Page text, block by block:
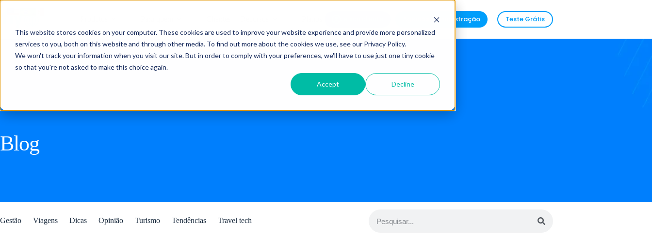
This website stores cookies on your computer. These cookies are used to improve your website experience and provide more personalized
services to you, both on this website and through other media. To find out more about the cookies we use, see our Privacy Policy.
We won't track your information when you visit our site. But in order to comply with your preferences, we'll have to use just one tiny cookie
so that you're not asked to make this choice again.
Accept Decline
Agendar demonstração Teste Grátis
Blog
Gestão Viagens Dicas Opinião Turismo Tendências Travel tech